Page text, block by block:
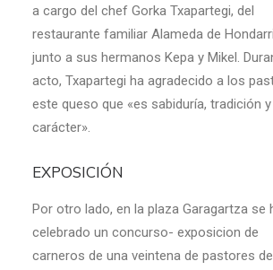
a cargo del chef Gorka Txapartegi, del
restaurante familiar Alameda de
junto a sus hermanos Kepa y Mikel.
acto, Txapartegi ha agradecido a los
este queso que «es sabiduría, tradición y
carácter».
EXPOSICIÓN
Por otro lado, en la plaza Garagartza se
celebrado un concurso- exposicion de
carneros de una veintena de pastores